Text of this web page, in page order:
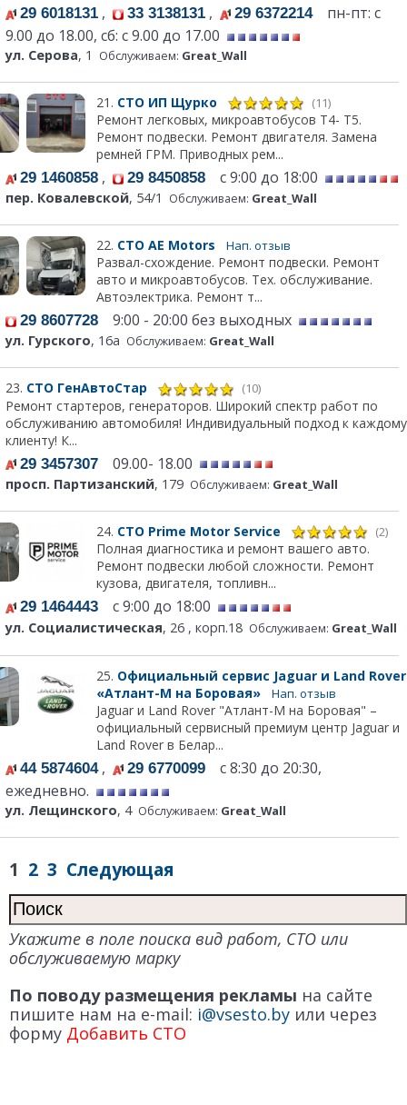
29 6018131 , 33 3138131 , 29 6372214пн-пт: с
9.00 до 18.00, сб: с 9.00 до 17.00
ул. Серова, 1 Обслуживаем: Great_Wall
21. СТО ИП Щурко (11)
Ремонт легковых, микроавтобусов Т4- Т5.
Ремонт подвески. Ремонт двигателя. Замена
ремней ГРМ. Приводных рем...
29 1460858 , 29 8450858 с 9:00 до 18:00
пер. Ковалевской, 54/1 Обслуживаем: Great_Wall
22. СТО АЕ Моtors Нап. отзыв
Развал-схождение. Ремонт подвески. Ремонт
авто и микроавтобусов. Тех. обслуживание.
Автоэлектрика. Ремонт т...
29 8607728 9:00 - 20:00 без выходных
ул. Гурского, 16а Обслуживаем: Great_Wall
23. СТО ГенАвтоСтар (10)
Ремонт стартеров, генераторов. Широкий спектр работ по
обслуживанию автомобиля! Индивидуальный подход к каждому
клиенту! К...
29 3457307 09.00- 18.00
просп. Партизанский, 179 Обслуживаем: Great_Wall
24. СТО Prime Motor Service (2)
Полная диагностика и ремонт вашего авто.
Ремонт подвески любой сложности. Ремонт
кузова, двигателя, топливн...
29 1464443 с 9:00 до 18:00
ул. Социалистическая, 26 , корп.18 Обслуживаем: Great_Wall
25. Официальный сервис Jaguar и Land Rover
«Атлант-М на Боровая»
Нап. отзыв
Jaguar и Land Rover "Атлант-М на Боровая" –
официальный сервисный премиум центр Jaguar и
Land Rover в Белар...
44 5874604, 29 6770099 с 8:30 до 20:30,
ежедневно.
ул. Лещинского, 4 Обслуживаем: Great_Wall
1 2 3 Следующая
Укажите в поле поиска вид работ, СТО или
обслуживаемую марку
По поводу размещения рекламы на сайте
пишите нам на e-mail: i@vsesto.by или через
форму Добавить СТО